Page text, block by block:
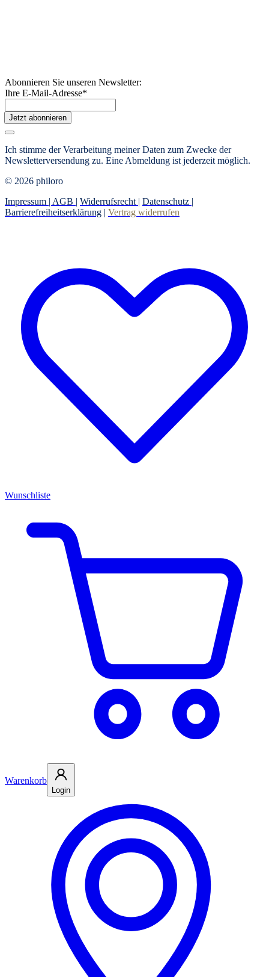
Abonnieren Sie unseren Newsletter:
Ihre E-Mail-Adresse*
Jetzt abonnieren
Ich stimme der Verarbeitung meiner Daten zum Zwecke der
Newsletterversendung zu. Eine Abmeldung ist jederzeit möglich.
© 2026 philoro
Impressum | AGB | Widerrufsrecht | Datenschutz |
Barrierefreiheitserklärung | Vertrag widerrufen
Wunschliste
Warenkorb
Login